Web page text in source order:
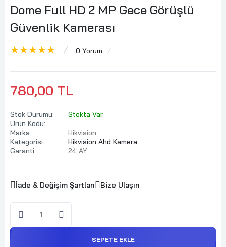
Dome Full HD 2 MP Gece Görüşlü
Güvenlik Kamerası
★★★★★ 0 Yorum
780,00 TL
Stok Durumu:
Stokta Var
Ürün Kodu:
Marka:
Hikvision
Kategorisi:
Hikvision Ahd Kamera
Garanti:
24 AY
İade & Değişim Şartları Bize Ulaşın
SEPETE EKLE